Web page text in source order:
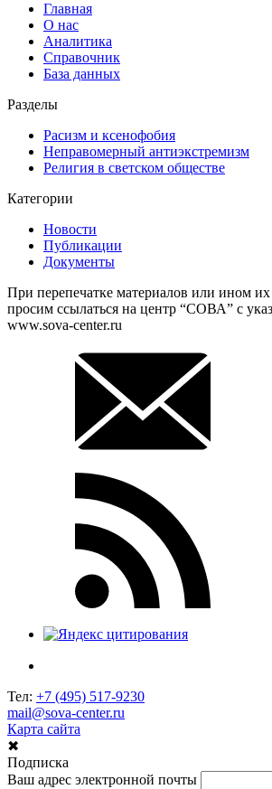
Главная
О нас
Аналитика
Справочник
База данных
Разделы
Расизм и ксенофобия
Неправомерный антиэкстремизм
Религия в светском обществе
Категории
Новости
Публикации
Документы
При перепечатке материалов или ином
просим ссылаться на центр “СОВА” с
www.sova-center.ru
Тел: +7 (495) 517-9230
mail@sova-center.ru
Карта сайта
✖
Подписка
Ваш адрес электронной почты